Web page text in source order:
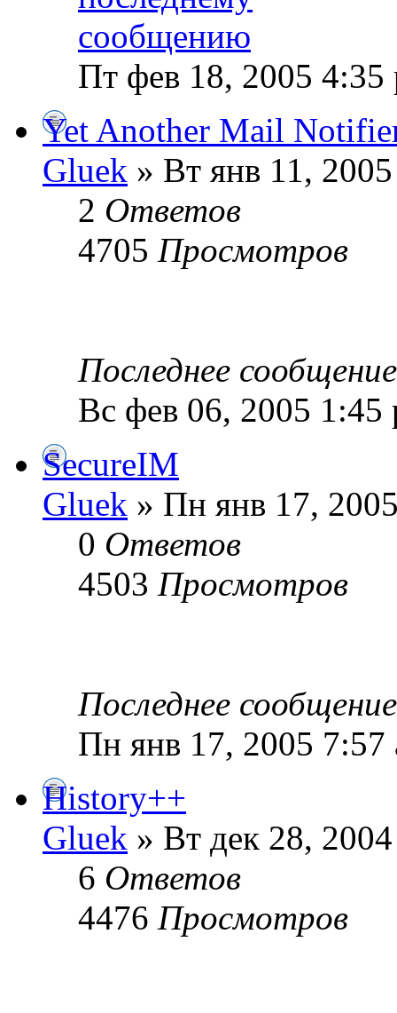
Пт фев 18, 2005 4:35
Yet Another Mail
Gluek » Вт янв 11,
2 Ответов
4705 Просмотров
Последнее
Вс фев 06, 2005 1:45
SecureIM
Gluek » Пн янв 17,
0 Ответов
4503 Просмотров
Последнее
Пн янв 17, 2005 7:57
History++
Gluek » Вт дек 28,
6 Ответов
4476 Просмотров